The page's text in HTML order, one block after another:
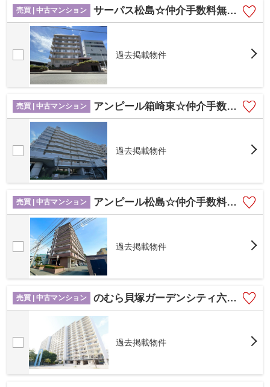
売買 | 中古マンション サーパス松島☆仲介手数料無料☆
過去掲載物件
売買 | 中古マンション アンピール箱崎東☆仲介手数料無料☆
過去掲載物件
売買 | 中古マンション アンピール松島☆仲介手数料無料☆
過去掲載物件
売買 | 中古マンション のむら貝塚ガーデンシティ六番館☆仲介手数料無料☆
過去掲載物件